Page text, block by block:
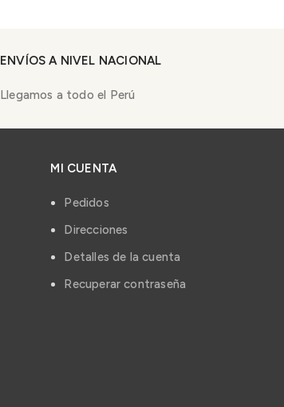
ENVÍOS A NIVEL NACIONAL
Llegamos a todo el Perú
MI CUENTA
Pedidos
Direcciones
Detalles de la cuenta
Recuperar contraseña